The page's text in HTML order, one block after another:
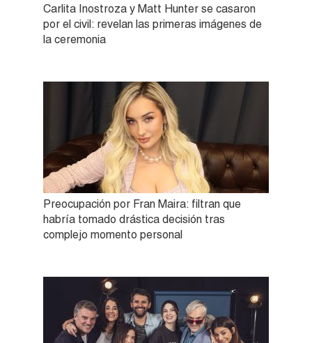
Carlita Inostroza y Matt Hunter se casaron
por el civil: revelan las primeras imágenes de
la ceremonia
Preocupación por Fran Maira: filtran que
habría tomado drástica decisión tras
complejo momento personal